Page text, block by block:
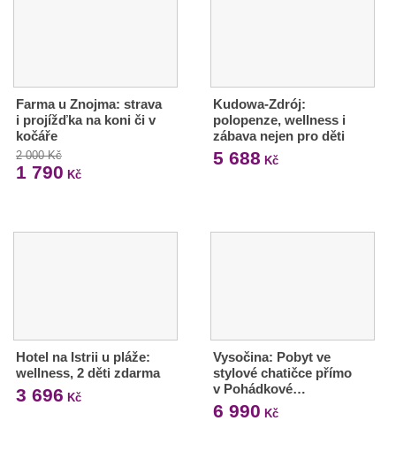
Farma u Znojma: strava
i projížďka na koni či v
kočáře
2 000 Kč
1 790 Kč
Kudowa-Zdrój:
polopenze, wellness i
zábava nejen pro děti
5 688 Kč
Hotel na Istrii u pláže:
wellness, 2 děti zdarma
3 696 Kč
Vysočina: Pobyt ve
stylové chatičce přímo
v Pohádkové…
6 990 Kč